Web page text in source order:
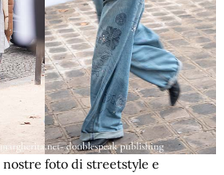
nostre foto di streetstyle e